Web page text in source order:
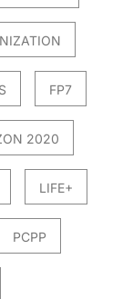
FP7
2020
LIFE+
PCPP